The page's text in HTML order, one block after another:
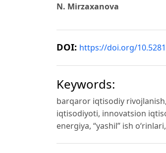
N. Mirzaxanova
DOI: https://doi.org/
Keywords:
barqaror iqtisodiy
iqtisodiyoti, innovatsion
energiya, “yashil” ish